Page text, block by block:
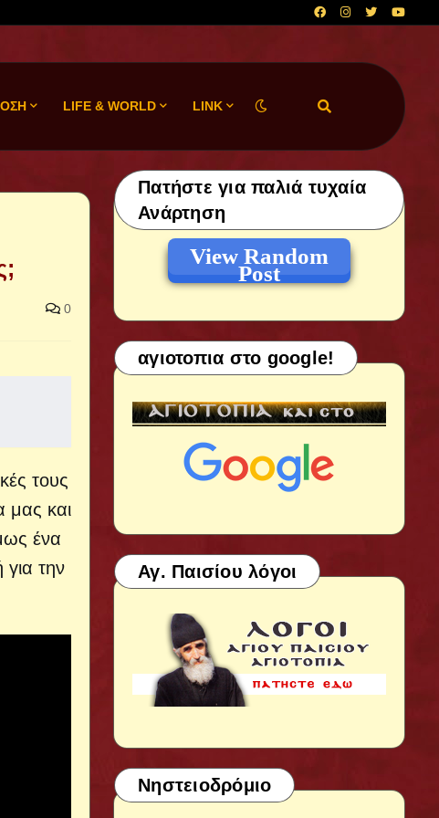
LIFE & WORLD LINK
0
τους
μας και
ένα
την
Πατήστε για παλιά τυχαία
Ανάρτηση
View Random
Post
αγιοτοπια στο google!
Αγ. Παισίου λόγοι
Νηστειοδρόμιο